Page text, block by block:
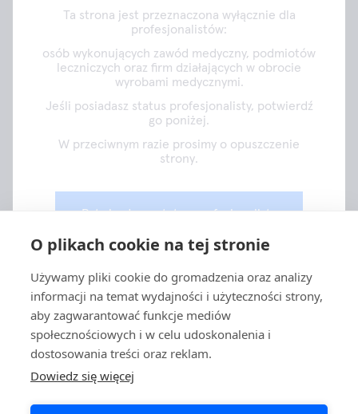
O plikach cookie na tej stronie
Używamy pliki cookie do gromadzenia oraz analizy
informacji na temat wydajności i użyteczności strony,
aby zagwarantować funkcje mediów
społecznościowych i w celu udoskonalenia i
dostosowania treści oraz reklam.
Dowiedz się więcej
Ta strona jest przeznaczona wyłącznie dla
profesjonalistów:
osób wykonujących zawód medyczny, podmiotów
leczniczych oraz firm działających w obrocie
wyrobami medycznymi.
Jeśli posiadasz status profesjonalisty, potwierdź
go poniżej.
W przeciwnym razie prosimy o opuszczenie
strony.
Potwierdzam status profesjonalisty
Aidian Poland Sp. z o.o.
31-403 Kraków
+48 570 582 339
Szybkie linki
Ochrona danych